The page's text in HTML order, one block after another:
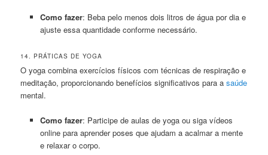
Como fazer: Beba pelo menos dois litros de água por dia e
ajuste essa quantidade conforme necessário.
14. PRÁTICAS DE YOGA
O yoga combina exercícios físicos com técnicas de respiração e
meditação, proporcionando benefícios significativos para asaúde
mental.
Como fazer: Participe de aulas de yoga ou siga vídeos
online para aprender poses que ajudam a acalmar a mente
e relaxar o corpo.